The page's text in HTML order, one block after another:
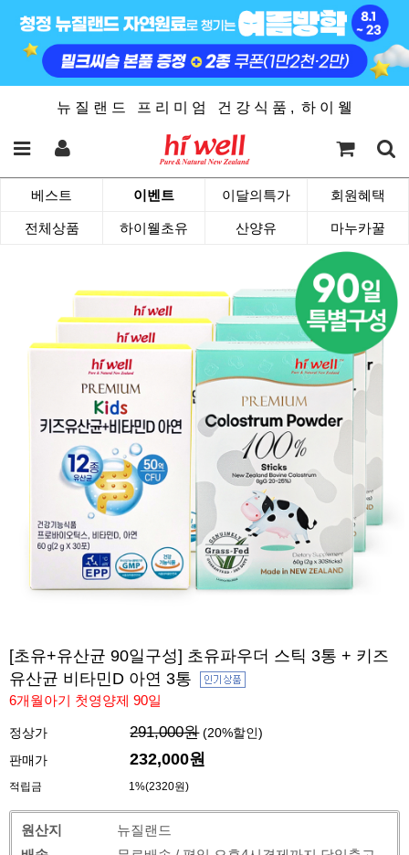
뉴 질 랜 드 프 리 미 엄 건 강 식 품 , 하 이 웰
베스트 이벤트 이달의특가 회원혜택
전체상품 하이웰초유 산양유 마누카꿀
[초유+유산균 90일구성] 초유파우더 스틱 3통 + 키즈
유산균 비타민D 아연 3통
6개월아기 첫영양제 90일
정상가 291,000원 (20%할인)
판매가
232,000원
적립금 1%(2320원)
원산지
뉴질랜드